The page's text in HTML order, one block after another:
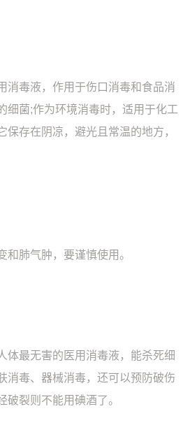
消毒液，作用于伤口消毒和食品消
细菌;作为环境消毒时，适用于化工
保存在阴凉，避光且常温的地方，
和肺气肿，要谨慎使用。
体最无害的医用消毒液，能杀死细
消毒、器械消毒，还可以预防破伤
破裂则不能用碘酒了。